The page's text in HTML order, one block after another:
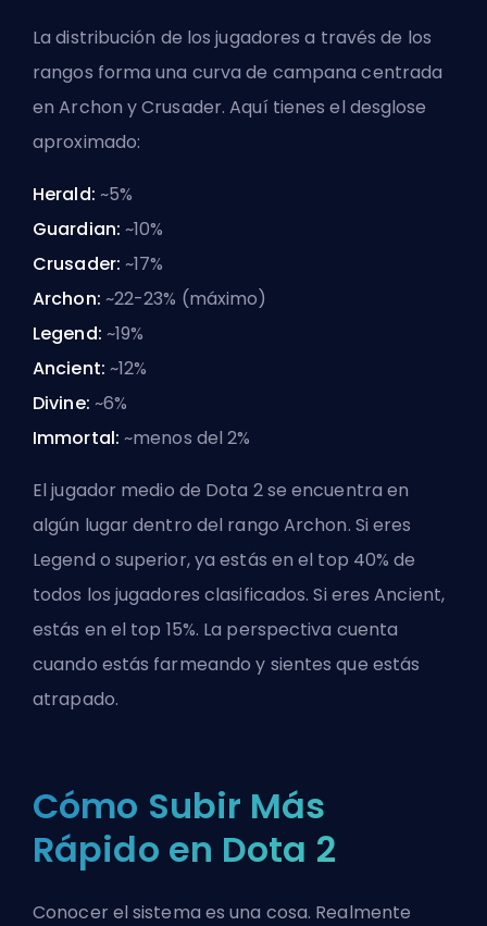
La distribución de los jugadores a través de los
rangos forma una curva de campana centrada
en Archon y Crusader. Aquí tienes el desglose
aproximado:
Herald: ~5%
Guardian: ~10%
Crusader: ~17%
Archon: ~22-23% (máximo)
Legend: ~19%
Ancient: ~12%
Divine: ~6%
Immortal: ~menos del 2%
El jugador medio de Dota 2 se encuentra en
algún lugar dentro del rango Archon. Si eres
Legend o superior, ya estás en el top 40% de
todos los jugadores clasificados. Si eres Ancient,
estás en el top 15%. La perspectiva cuenta
cuando estás farmeando y sientes que estás
atrapado.
Cómo Subir Más
Rápido en Dota 2
Conocer el sistema es una cosa. Realmente